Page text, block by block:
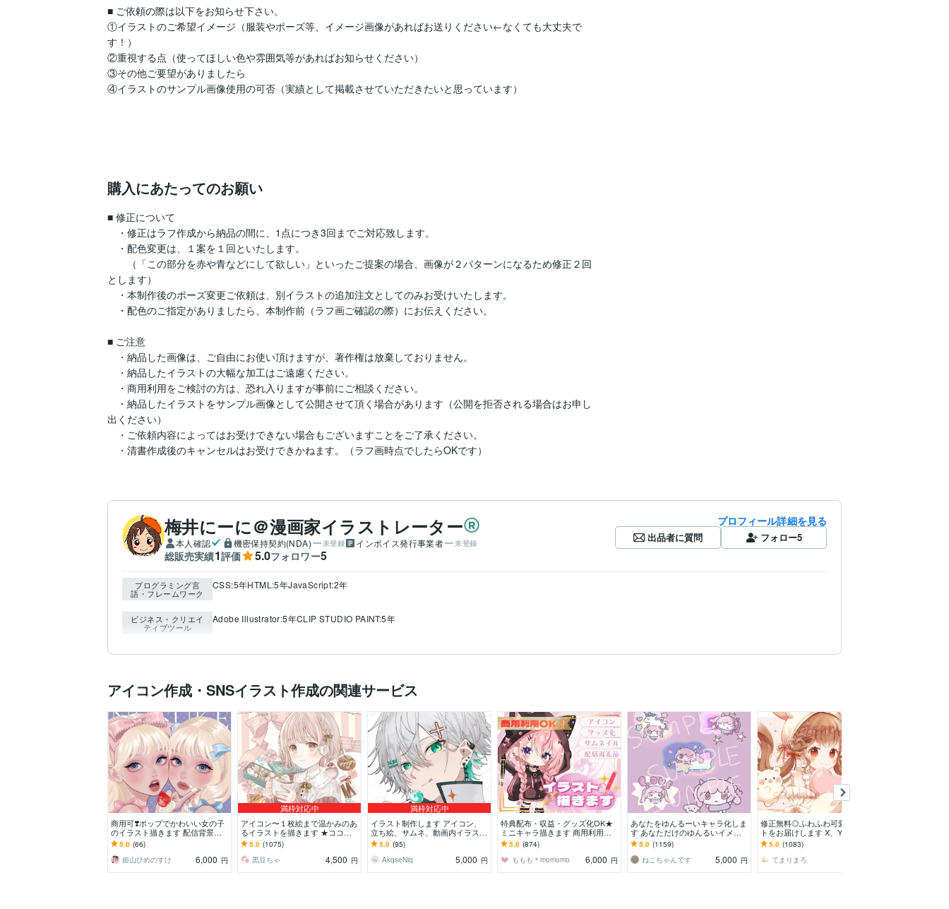
■ ご依頼の際は以下をお知らせ下さい。
①イラストのご希望イメージ（服装やポーズ等、イメージ画像があればお送りください←なくても大丈夫で
す！）
②重視する点（使ってほしい色や雰囲気等があればお知らせください）
③その他ご要望がありましたら
④イラストのサンプル画像使用の可否（実績として掲載させていただきたいと思っています）
購入にあたってのお願い
■ 修正について
・修正はラフ作成から納品の間に、1点につき3回までご対応致します。
・配色変更は、１案を１回といたします。
（「この部分を赤や青などにして欲しい」といったご提案の場合、画像が２パターンになるため修正２回
とします）
・本制作後のポーズ変更ご依頼は、別イラストの追加注文としてのみお受けいたします。
・配色のご指定がありましたら、本制作前（ラフ画ご確認の際）にお伝えください。
■ ご注意
・納品した画像は、ご自由にお使い頂けますが、著作権は放棄しておりません。
・納品したイラストの大幅な加工はご遠慮ください。
・商用利用をご検討の方は、恐れ入りますが事前にご相談ください。
・納品したイラストをサンプル画像として公開させて頂く場合があります（公開を拒否される場合はお申し
出ください）
・ご依頼内容によってはお受けできない場合もございますことをご了承ください。
・清書作成後のキャンセルはお受けできかねます。（ラフ画時点でしたらOKです）
梅井にーに＠漫画家イラストレーター
本人確認 機密保持契約(NDA) 未登録 インボイス発行事業者 未登録
総販売実績1評価 5.0フォロワー5
プロフィール詳細を見る
出品者に質問 フォロー5
プログラミング言
語・フレームワーク
CSS:5年HTML:5年JavaScript:2年
ビジネス・クリエイ
ティブツール
Adobe Illustrator:5年CLIP STUDIO PAINT:5年
アイコン作成・SNSイラスト作成の関連サービス
商用可❣️ポップでかわいい女の子
のイラスト描きます 配信背景／
アイコン／ヘッダー／一枚絵／グ
ッズ／プレゼントにも
5.0 (66)
姫山ひめのすけ
6,000 円
満枠対応中
アイコン〜１枚絵まで温かみのあ
るイラストを描きます ★ココナ
ラ自体が初めての方も、お気軽に
ご相談ください♪★
5.0 (1075)
黒豆ちゃ
4,500 円
満枠対応中
イラスト制作します アイコン、
立ち絵、サムネ、動画内イラスト
等描きます
5.0 (95)
AkqseNiq
5,000 円
特典配布・収益・グッズ化OK★
ミニキャラ描きます 商用利用に
対応！ライブ配信・SNSなどお好
きな場所で使えます
5.0 (874)
ももも＊momomo
6,000 円
あなたをゆんるーいキャラ化しま
す あなただけのゆんるいイメー
ジキャラクターを作ります
5.0 (1159)
ねこちゃんです
5,000 円
修正無料◎ふわふわ可愛いイラス
トをお届けします X、YouTube、
グッズなど様々な用途で使用可能
です◎
5.0 (1083)
てまりまろ